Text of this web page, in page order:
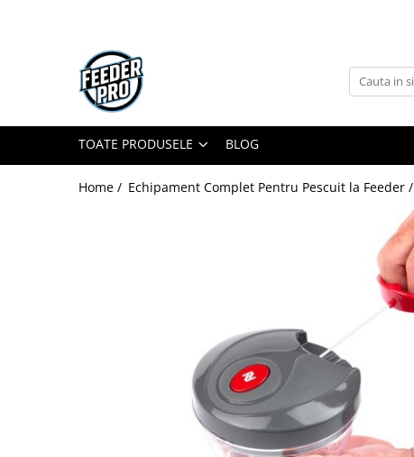
Toate Produsele
Accesorii Diverse
Mincioguri si Juvelnice
Scaune si Accesorii
TOATE PRODUSELE BLOG
Home / Echipament Complet Pentru Pescuit la Feeder /